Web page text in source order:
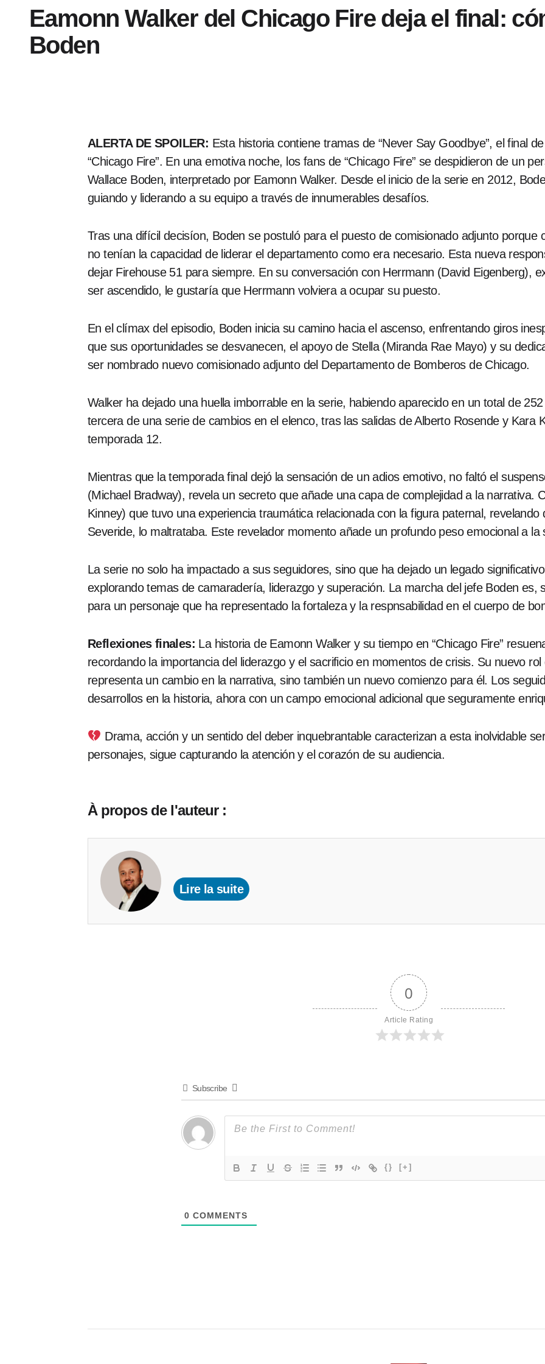
Eamonn Walker del Chicago Fire deja el final:
Boden
ALERTA DE SPOILER: Esta historia contiene tramas de “Never Say Goodbye”, el final
“Chicago Fire”. En una emotiva noche, los fans de “Chicago Fire” se despidieron de un
Wallace Boden, interpretado por Eamonn Walker. Desde el inicio de la serie en 2012,
guiando y liderando a su equipo a través de innumerables desafíos.
Tras una difícil decisíon, Boden se postuló para el puesto de comisionado adjunto porque
no tenían la capacidad de liderar el departamento como era necesario. Esta nueva
dejar Firehouse 51 para siempre. En su conversación con Herrmann (David Eigenberg),
ser ascendido, le gustaría que Herrmann volviera a ocupar su puesto.
En el clímax del episodio, Boden inicia su camino hacia el ascenso, enfrentando giros
que sus oportunidades se desvanecen, el apoyo de Stella (Miranda Rae Mayo) y su
ser nombrado nuevo comisionado adjunto del Departamento de Bomberos de Chicago.
Walker ha dejado una huella imborrable en la serie, habiendo aparecido en un total de
tercera de una serie de cambios en el elenco, tras las salidas de Alberto Rosende y Kara
temporada 12.
Mientras que la temporada final dejó la sensación de un adios emotivo, no faltó el
(Michael Bradway), revela un secreto que añade una capa de complejidad a la narrativa.
Kinney) que tuvo una experiencia traumática relacionada con la figura paternal,
Severide, lo maltrataba. Este revelador momento añade un profundo peso emocional a la
La serie no solo ha impactado a sus seguidores, sino que ha dejado un legado
explorando temas de camaradería, liderazgo y superación. La marcha del jefe Boden es,
para un personaje que ha representado la fortaleza y la respnsabilidad en el cuerpo de
Reflexiones finales: La historia de Eamonn Walker y su tiempo en “Chicago Fire”
recordando la importancia del liderazgo y el sacrificio en momentos de crisis. Su nuevo
representa un cambio en la narrativa, sino también un nuevo comienzo para él. Los
desarrollos en la historia, ahora con un campo emocional adicional que seguramente
Drama, acción y un sentido del deber inquebrantable caracterizan a esta inolvidable
personajes, sigue capturando la atención y el corazón de su audiencia.
À propos de l'auteur :
Lire la suite
0
Article Rating
Subscribe
{} [+]
0 COMMENTS